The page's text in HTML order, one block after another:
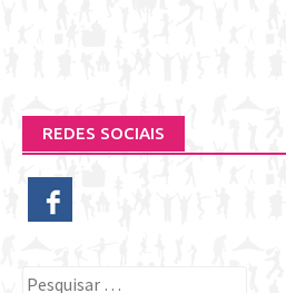
REDES SOCIAIS
Pesquisar